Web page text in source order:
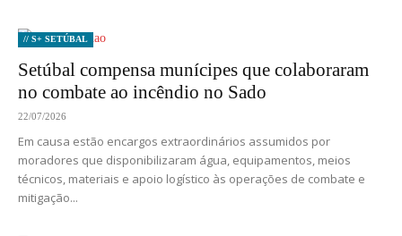
// S+ SETÚBAL
Setúbal compensa munícipes que colaboraram
no combate ao incêndio no Sado
22/07/2026
Em causa estão encargos extraordinários assumidos por
moradores que disponibilizaram água, equipamentos, meios
técnicos, materiais e apoio logístico às operações de combate e
mitigação...